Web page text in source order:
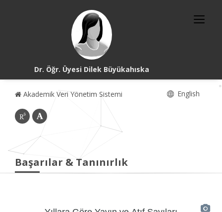
Dr. Öğr. Üyesi Dilek Büyükahıska
Akademik Veri Yönetim Sistemi English
Başarılar & Tanınırlık